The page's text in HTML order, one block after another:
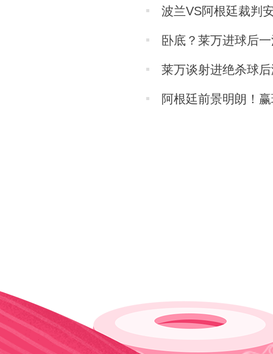
波兰VS阿根廷裁判
卧底？莱万进球后
莱万谈射进绝杀球
阿根廷前景明朗！